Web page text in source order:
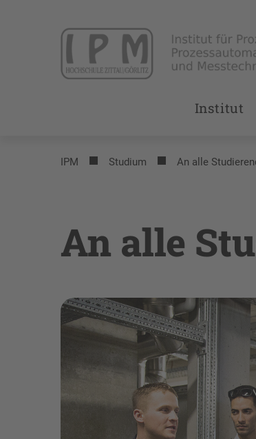
Institut
IPM Studium An alle
An alle